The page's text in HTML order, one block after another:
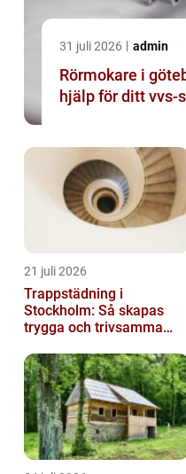
31 juli 2026 admin
Rörmokare i göteborg så
hjälp för ditt vvs-
21 juli 2026
Trappstädning i
Stockholm: Så skapas
trygga och trivsamma